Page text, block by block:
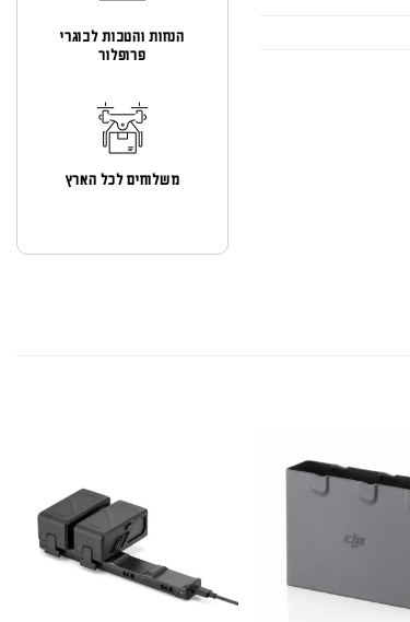
הנחות והטבות לבוגרי
פרופלור
משלוחים לכל הארץ